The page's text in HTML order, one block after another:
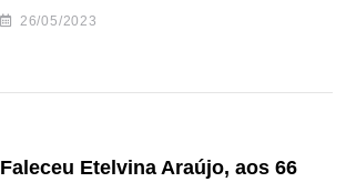
26/05/2023
Faleceu Etelvina Araújo, aos 66